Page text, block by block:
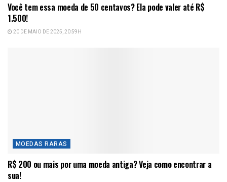
Você tem essa moeda de 50 centavos? Ela pode valer até R$
1.500!
20 DE MAIO DE 2025, 20:59H
MOEDAS RARAS
R$ 200 ou mais por uma moeda antiga? Veja como encontrar a
sua!